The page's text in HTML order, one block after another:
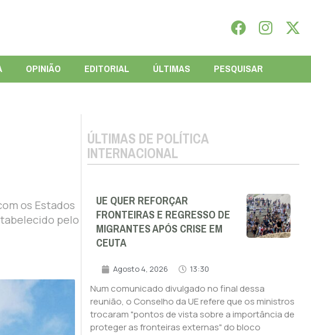
OPINIÃO EDITORIAL ÚLTIMAS PESQUISAR
os Estados
pelo
ÚLTIMAS DE POLÍTICA
INTERNACIONAL
UE QUER REFORÇAR
FRONTEIRAS E REGRESSO DE
MIGRANTES APÓS CRISE EM
CEUTA
Agosto 4, 2026 13:30
Num comunicado divulgado no final dessa
reunião, o Conselho da UE refere que os ministros
trocaram "pontos de vista sobre a importância de
proteger as fronteiras externas" do bloco